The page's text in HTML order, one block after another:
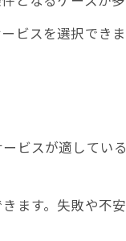
ビスを選択でき
ビスが適してい
ます。失敗や不